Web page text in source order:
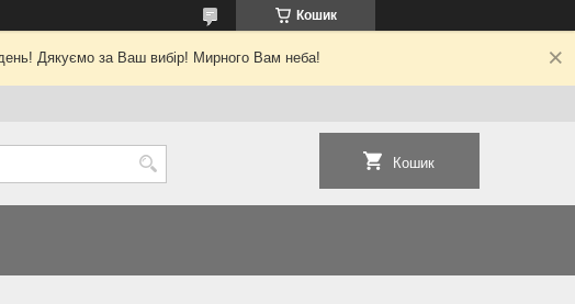
Кошик
Дякуємо за Ваш вибір! Мирного Вам неба!
Кошик